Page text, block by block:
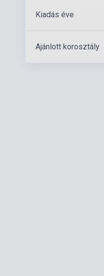
Kiadás éve
Ajánlott korosztály